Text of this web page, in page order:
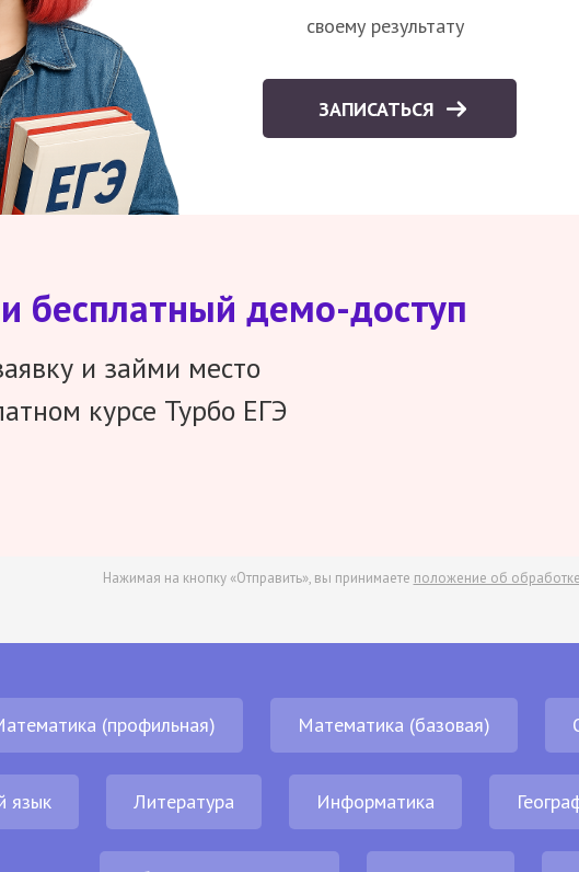
своему результату
ЗАПИСАТЬСЯ
бесплатный демо-доступ
и займи место
курсе Турбо ЕГЭ
Нажимая на кнопку «Отправить», вы принимаете положение об
(профильная) Математика (базовая)
язык Литература Информатика